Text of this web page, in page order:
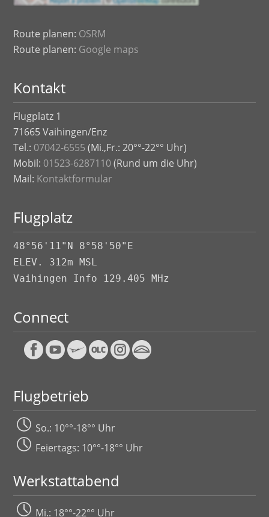
Route planen: OSRM
Route planen: Google maps
Kontakt
Flugplatz 1
71665 Vaihingen/Enz
Tel.: 07042-6555 (Mi.,Fr.: 20°°-22°° Uhr)
Mobil: 01523-6287110(Rund um die Uhr)
Mail: Kontaktformular
Flugplatz
48°56'11"N 8°58'50"E
ELEV. 312m MSL
Vaihingen Info 129.405 MHz
Connect
Flugbetrieb
So.: 10°°-18°° Uhr
Feiertags: 10°°-18°° Uhr
Werkstattabend
Mi.: 18°°-22°° Uhr